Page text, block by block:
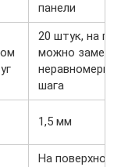
панели
20 штук, на
можно
шага
1,5 мм
На